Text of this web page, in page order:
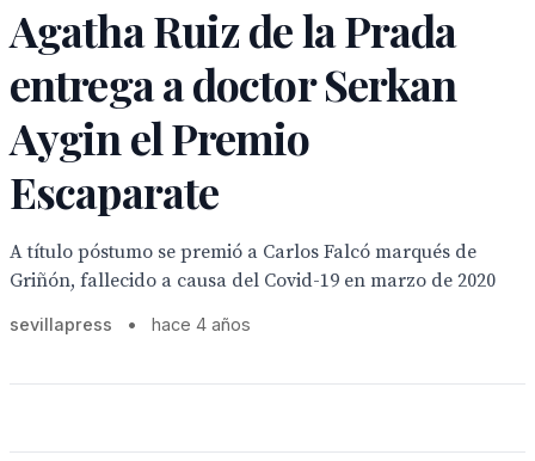
Agatha Ruiz de la Prada
entrega a doctor Serkan
Aygin el Premio
Escaparate
A título póstumo se premió a Carlos Falcó marqués de
Griñón, fallecido a causa del Covid-19 en marzo de 2020
sevillapress • hace 4 años